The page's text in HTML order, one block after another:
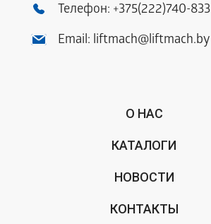
Телефон: +375(222)740-833
Email: liftmach@liftmach.by
О НАС
КАТАЛОГИ
НОВОСТИ
КОНТАКТЫ